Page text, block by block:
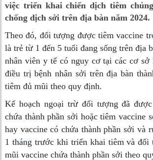
việc triển khai chiến dịch tiêm
chống dịch sởi trên địa bàn năm 2024.
Theo đó, đối tượng được tiêm vaccine
là trẻ từ 1 đến 5 tuổi đang sống trên địa
nhân viên y tế có nguy cơ tại các cơ sở
điều trị bệnh nhân sởi trên địa bàn
tiêm đủ mũi theo quy định.
Kế hoạch ngoại trừ đối tượng đã
chứa thành phần sởi hoặc tiêm vaccine
hay vaccine có chứa thành phần sởi và
1 tháng trước khi triển khai tiêm và đối
mũi vaccine chứa thành phần sởi theo